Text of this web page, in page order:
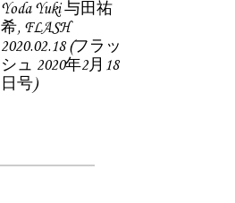
Yoda Yuki 与田祐
希, FLASH
2020.02.18 (フラッ
シュ 2020年2月18
日号)